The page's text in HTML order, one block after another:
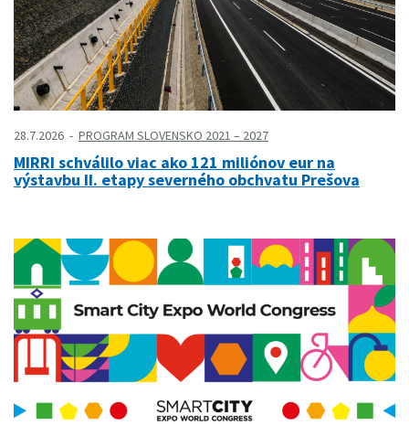
28.7.2026 PROGRAM SLOVENSKO 2021 – 2027
MIRRI schválilo viac ako 121 miliónov eur na
výstavbu II. etapy severného obchvatu Prešova